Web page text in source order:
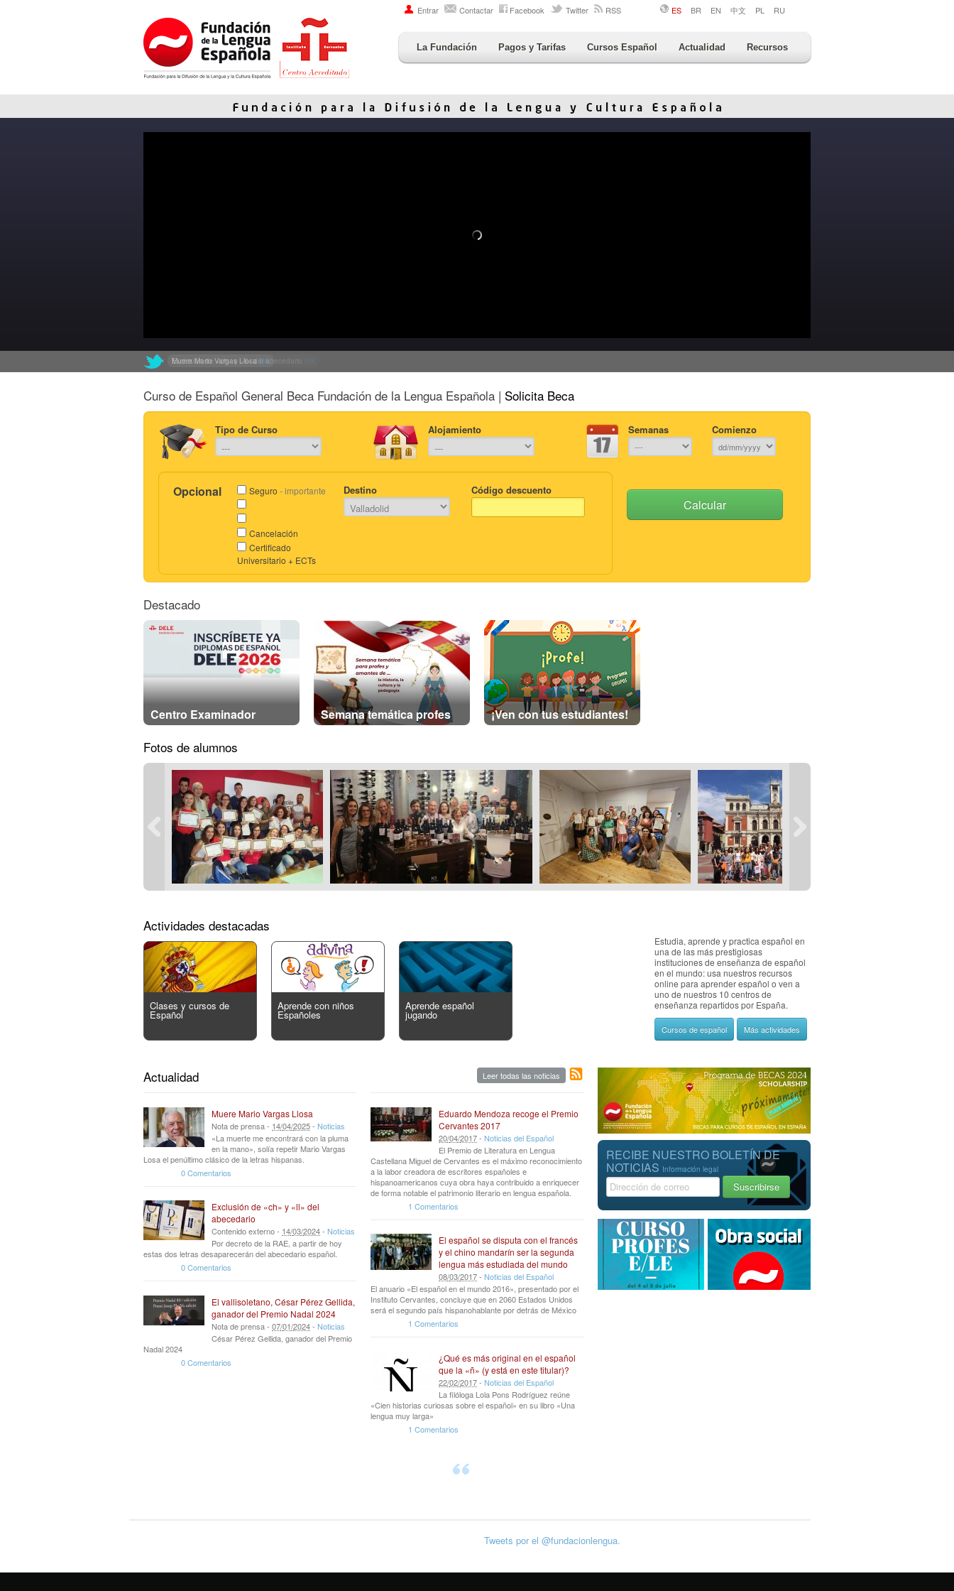
Entrar Contactar Facebook Twitter RSS ES BR EN 中文 PL RU
La Fundación Pagos y Tarifas Cursos Español Actualidad Recursos
Muere Mario Vargas Llosa link
Exclusión de «ch» y «ll» del abecedario
Curso de Español General Beca Fundación de la Lengua Española | Solicita Beca
Tipo de Curso Alojamiento Semanas Comienzo
Opcional Seguro - importante
Cancelación
Certificado
Universitario + ECTs
Destino Código descuento
Calcular
Destacado
Centro Examinador Semana temática profes ¡Ven con tus estudiantes!
Fotos de alumnos
Actividades destacadas
Clases y cursos de
Español
Aprende con niños
Españoles
Aprende español
jugando
Estudia, aprende y practica español en
una de las más prestigiosas
instituciones de enseñanza de español
en el mundo: usa nuestros recursos
online para aprender español o ven a
uno de nuestros 10 centros de
enseñanza repartidos por España.
Cursos de español Más actividades
Leer todas las noticias
Actualidad
Muere Mario Vargas Llosa
Nota de prensa - 14/04/2025- Noticias
«La muerte me encontrará con la pluma
en la mano», solía repetir Mario Vargas
Losa el penúltimo clásico de la letras hispanas.
0 Comentarios
Exclusión de «ch» y «ll» del
abecedario
Contenido externo - 14/03/2024- Noticias
Por decreto de la RAE, a partir de hoy
estas dos letras desaparecerán del abecedario español.
0 Comentarios
El vallisoletano, César Pérez Gellida,
ganador del Premio Nadal 2024
Nota de prensa - 07/01/2024- Noticias
César Pérez Gellida, ganador del Premio
Nadal 2024
0 Comentarios
Eduardo Mendoza recoge el Premio
Cervantes 2017
20/04/2017- Noticias del Español
El Premio de Literatura en Lengua
Castellana Miguel de Cervantes es el máximo reconocimiento
a la labor creadora de escritores españoles e
hispanoamericanos cuya obra haya contribuido a enriquecer
de forma notable el patrimonio literario en lengua española.
1 Comentarios
El español se disputa con el francés
y el chino mandarín ser la segunda
lengua más estudiada del mundo
08/03/2017- Noticias del Español
El anuario «El español en el mundo 2016», presentado por el
Instituto Cervantes, concluye que en 2060 Estados Unidos
será el segundo país hispanohablante por detrás de México
1 Comentarios
¿Qué es más original en el español
que la «ñ» (y está en este titular)?
22/02/2017- Noticias del Español
La filóloga Lola Pons Rodríguez reúne
«Cien historias curiosas sobre el español» en su libro «Una
lengua muy larga»
1 Comentarios
RECIBE NUESTRO BOLETÍN DE
NOTICIAS Información legal
Tweets por el @fundacionlengua.